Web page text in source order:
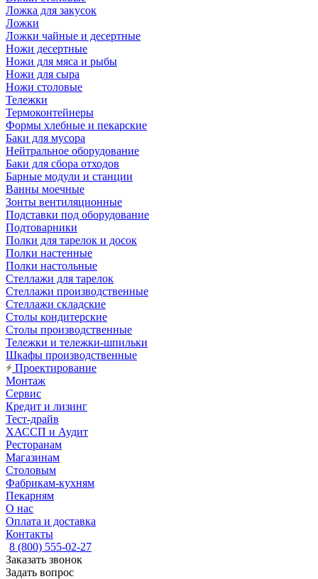
Ложка для закусок
Ложки
Ложки чайные и десертные
Ножи десертные
Ножи для мяса и рыбы
Ножи для сыра
Ножи столовые
Тележки
Термоконтейнеры
Формы хлебные и пекарские
Баки для мусора
Нейтральное оборудование
Баки для сбора отходов
Барные модули и станции
Ванны моечные
Зонты вентиляционные
Подставки под оборудование
Подтоварники
Полки для тарелок и досок
Полки настенные
Полки настольные
Стеллажи для тарелок
Стеллажи производственные
Стеллажи складские
Столы кондитерские
Столы производственные
Тележки и тележки-шпильки
Шкафы производственные
Проектирование
Монтаж
Сервис
Кредит и лизинг
Тест-драйв
ХАССП и Аудит
Ресторанам
Магазинам
Столовым
Фабрикам-кухням
Пекарням
О нас
Оплата и доставка
Контакты
8 (800) 555-02-27
Заказать звонок
Задать вопрос